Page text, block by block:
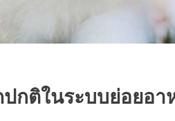
ปกติในระบบย่อยอ